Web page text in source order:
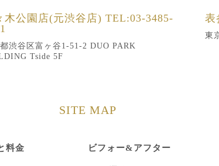
木公園店(元渋谷店) TEL:03-3485-
渋谷区富ヶ谷1-51-2 DUO PARK
Tside 5F
表
東
SITE MAP
料金 ビフォー&アフター